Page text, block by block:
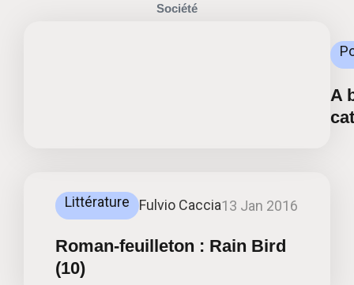
Société
A
Littérature Fulvio Caccia13 Jan 2016
Roman-feuilleton : Rain Bird
(10)